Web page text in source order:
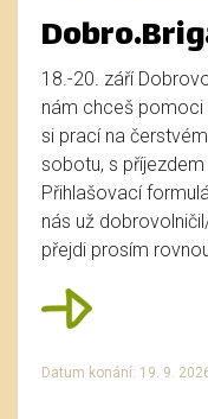
18.-20. září
nám chceš
si prací na
sobotu, s
Přihlašovací
nás už
přejdi prosím
Datum konání: 19. 9.